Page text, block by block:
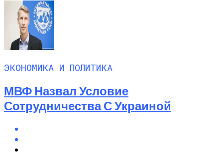
ЭКОНОМИКА И ПОЛИТИКА
МВФ Назвал Условие
Сотрудничества С Украиной